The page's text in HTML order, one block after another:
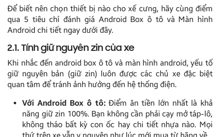
Để biết nên chọn thiết bị nào cho xế cưng, hãy cùng điểm
qua 5 tiêu chí đánh giá Android Box ô tô và Màn hình
Android chi tiết ngay dưới đây.
2.1. Tính giữ nguyên zin của xe
Khi nhắc đến android box ô tô và màn hình android, yếu tố
giữ nguyên bản (giữ zin) luôn được các chủ xe đặc biệt
quan tâm để tránh ảnh hưởng đến hệ thống điện.
Với Android Box ô tô:Điểm ăn tiền lớn nhất là khả
năng giữ zin 100%. Bạn không cần phải cạy mở táp-lô,
không tháo bất kỳ con ốc hay chi tiết nhựa nào. Mọi